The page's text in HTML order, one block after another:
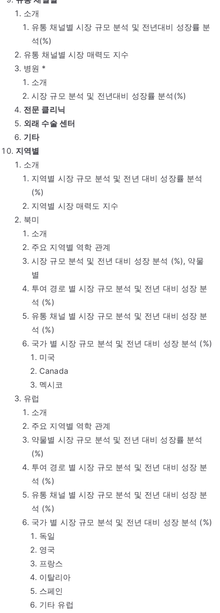
소개
유통 채널별 시장 규모 분석 및 전년대비 성장률 분
석(%)
유통 채널별 시장 매력도 지수
병원 *
소개
시장 규모 분석 및 전년대비 성장률 분석(%)
전문 클리닉
외래 수술 센터
기타
지역별
소개
지역별 시장 규모 분석 및 전년 대비 성장률 분석
(%)
지역별 시장 매력도 지수
북미
소개
주요 지역별 역학 관계
시장 규모 분석 및 전년 대비 성장 분석 (%), 약물
별
투여 경로 별 시장 규모 분석 및 전년 대비 성장 분
석 (%)
유통 채널 별 시장 규모 분석 및 전년 대비 성장 분
석 (%)
국가 별 시장 규모 분석 및 전년 대비 성장 분석 (%)
미국
Canada
멕시코
유럽
소개
주요 지역별 역학 관계
약물별 시장 규모 분석 및 전년 대비 성장률 분석
(%)
투여 경로 별 시장 규모 분석 및 전년 대비 성장 분
석 (%)
유통 채널 별 시장 규모 분석 및 전년 대비 성장 분
석 (%)
국가 별 시장 규모 분석 및 전년 대비 성장 분석 (%)
독일
영국
프랑스
이탈리아
스페인
기타 유럽